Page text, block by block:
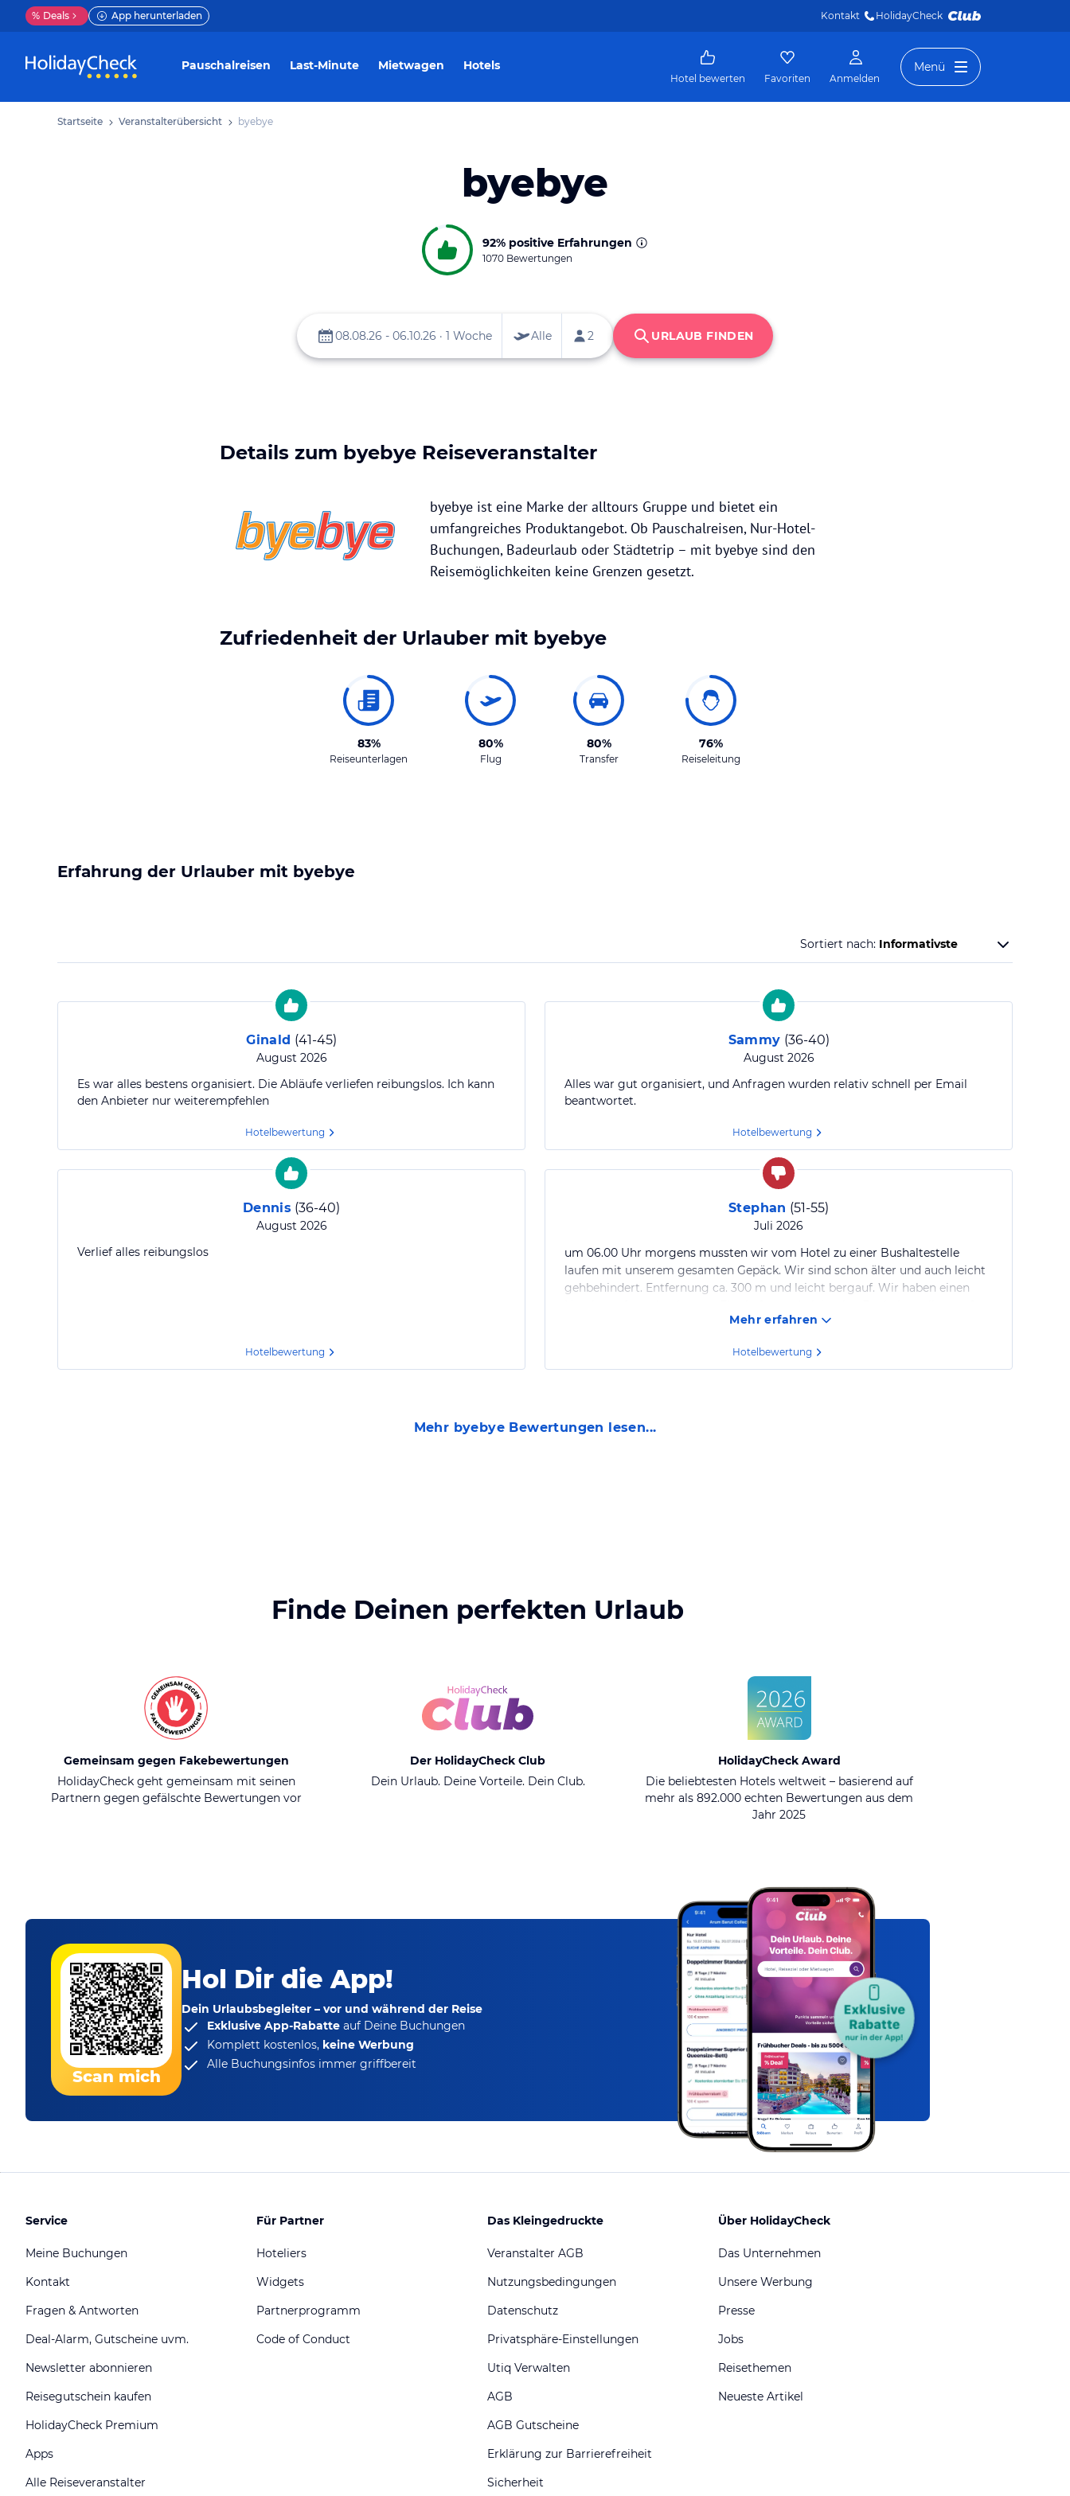
% Deals App herunterladen Kontakt HolidayCheck
Pauschalreisen Last-Minute Mietwagen Hotels
Hotel bewerten Favoriten Anmelden
Menü
Startseite Veranstalterübersicht byebye
byebye
92% positive Erfahrungen
1070 Bewertungen
Details zum byebye Reiseveranstalter
byebye ist eine Marke der alltours Gruppe und bietet ein
umfangreiches Produktangebot. Ob Pauschalreisen, Nur-Hotel-
Buchungen, Badeurlaub oder Städtetrip – mit byebye sind den
Reisemöglichkeiten keine Grenzen gesetzt.
Zufriedenheit der Urlauber mit byebye
83%
Reiseunterlagen
80%
Flug
80%
Transfer
76%
Reiseleitung
Erfahrung der Urlauber mit byebye
Sortiert nach:
Ginald (41-45)
August 2026
Es war alles bestens organisiert. Die Abläufe verliefen reibungslos. Ich kann
den Anbieter nur weiterempfehlen
Hotelbewertung
Sammy (36-40)
August 2026
Alles war gut organisiert, und Anfragen wurden relativ schnell per Email
beantwortet.
Hotelbewertung
Dennis (36-40)
August 2026
Verlief alles reibungslos
Hotelbewertung
Stephan (51-55)
Juli 2026
um 06.00 Uhr morgens mussten wir vom Hotel zu einer Bushaltestelle
laufen mit unserem gesamten Gepäck. Wir sind schon älter und auch leicht
gehbehindert. Entfernung ca. 300 m und leicht bergauf. Wir haben einen
Dies ist eine Zumutung. Andere im gleichen Bus wurden direkt am Hotel
ihre Kunden direkt am Hotel abgeholt. Ausserdem habe ich der
überlegen, ob wir wieder dieses Hotel für nächstes Jahr wieder buchen, ab
Mehr erfahren
Hotelbewertung
Mehr byebye Bewertungen lesen...
Finde Deinen perfekten Urlaub
Gemeinsam gegen Fakebewertungen
HolidayCheck geht gemeinsam mit seinen
Partnern gegen gefälschte Bewertungen vor
Der HolidayCheck Club
Dein Urlaub. Deine Vorteile. Dein Club.
HolidayCheck Award
Die beliebtesten Hotels weltweit – basierend auf
mehr als 892.000 echten Bewertungen aus dem
Jahr 2025
Scan mich
Hol Dir die App!
Dein Urlaubsbegleiter – vor und während der Reise
Exklusive App-Rabatte auf Deine Buchungen
Komplett kostenlos, keine Werbung
Alle Buchungsinfos immer griffbereit
Service
Meine Buchungen
Kontakt
Fragen & Antworten
Deal-Alarm, Gutscheine uvm.
Newsletter abonnieren
Reisegutschein kaufen
HolidayCheck Premium
Apps
Alle Reiseveranstalter
Für Partner
Hoteliers
Widgets
Partnerprogramm
Code of Conduct
Das Kleingedruckte
Veranstalter AGB
Nutzungsbedingungen
Datenschutz
Privatsphäre-Einstellungen
Utiq Verwalten
AGB
AGB Gutscheine
Erklärung zur Barrierefreiheit
Sicherheit
Über HolidayCheck
Das Unternehmen
Unsere Werbung
Presse
Jobs
Reisethemen
Neueste Artikel